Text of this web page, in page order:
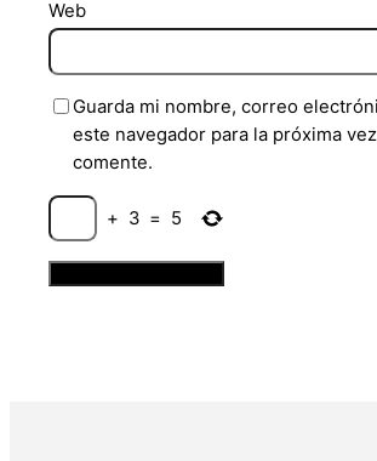
Web
Guarda mi nombre, correo
este navegador para la próxima
comente.
+ 3 = 5